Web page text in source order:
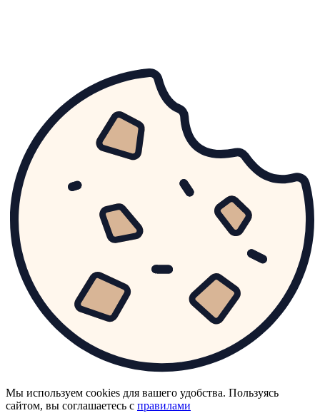
Мы используем cookies для вашего удобства. Пользуясь
сайтом, вы соглашаетесь с правилами